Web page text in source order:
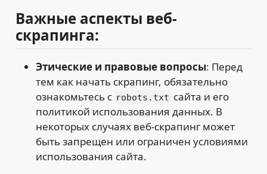
Важные аспекты веб-
скрапинга:
Этические и правовые вопросы: Перед
тем как начать скрапинг, обязательно
ознакомьтесь с robots.txt сайта и его
политикой использования данных. В
некоторых случаях веб-скрапинг может
быть запрещен или ограничен условиями
использования сайта.